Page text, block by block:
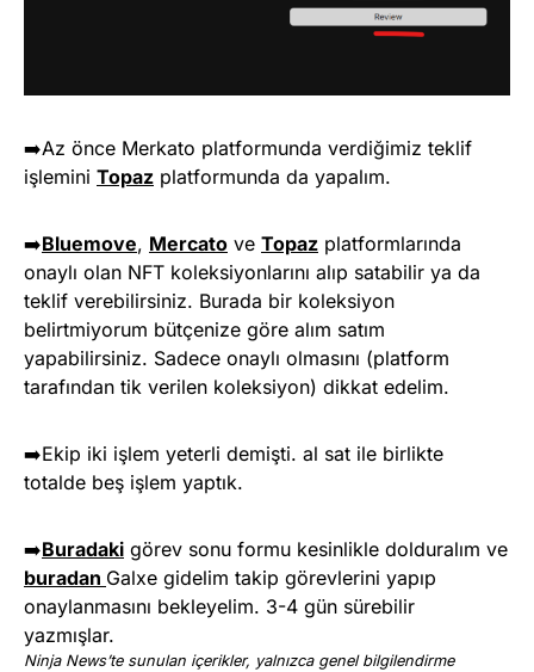
➡️Az önce Merkato platformunda verdiğimiz teklif
işlemini Topaz platformunda da yapalım.
➡️Bluemove, Mercato ve Topaz platformlarında
onaylı olan NFT koleksiyonlarını alıp satabilir ya da
teklif verebilirsiniz. Burada bir koleksiyon
belirtmiyorum bütçenize göre alım satım
yapabilirsiniz. Sadece onaylı olmasını (platform
tarafından tik verilen koleksiyon) dikkat edelim.
➡️Ekip iki işlem yeterli demişti. al sat ile birlikte
totalde beş işlem yaptık.
➡️Buradaki görev sonu formu kesinlikle dolduralım ve
buradan Galxe gidelim takip görevlerini yapıp
onaylanmasını bekleyelim. 3-4 gün sürebilir
yazmışlar.
Ninja News’te sunulan içerikler, yalnızca genel bilgilendirme